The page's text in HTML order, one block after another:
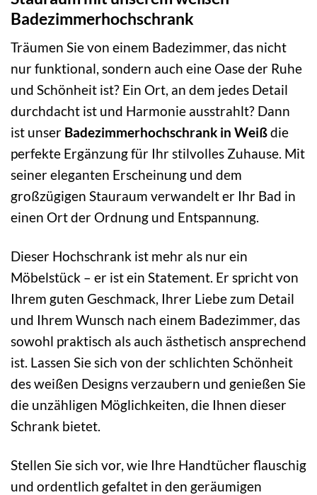
Badezimmerhochschrank
Träumen Sie von einem Badezimmer, das nicht
nur funktional, sondern auch eine Oase der Ruhe
und Schönheit ist? Ein Ort, an dem jedes Detail
durchdacht ist und Harmonie ausstrahlt? Dann
ist unser Badezimmerhochschrank in Weißdie
perfekte Ergänzung für Ihr stilvolles Zuhause. Mit
seiner eleganten Erscheinung und dem
großzügigen Stauraum verwandelt er Ihr Bad in
einen Ort der Ordnung und Entspannung.
Dieser Hochschrank ist mehr als nur ein
Möbelstück – er ist ein Statement. Er spricht von
Ihrem guten Geschmack, Ihrer Liebe zum Detail
und Ihrem Wunsch nach einem Badezimmer, das
sowohl praktisch als auch ästhetisch ansprechend
ist. Lassen Sie sich von der schlichten Schönheit
des weißen Designs verzaubern und genießen Sie
die unzähligen Möglichkeiten, die Ihnen dieser
Schrank bietet.
Stellen Sie sich vor, wie Ihre Handtücher flauschig
und ordentlich gefaltet in den geräumigen